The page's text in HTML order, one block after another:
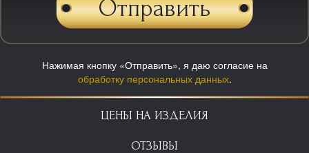
Нажимая кнопку «Отправить», я даю согласие на
обработку персональных данных.
ЦЕНЫ НА ИЗДЕЛИЯ
ОТЗЫВЫ